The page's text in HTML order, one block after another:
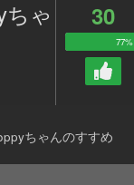
ゃ 30
77%
ちゃんのすすめ